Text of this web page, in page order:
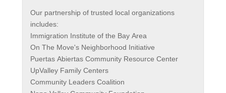
Our partnership of trusted local organizations
includes:
Immigration Institute of the Bay Area
On The Move's Neighborhood Initiative
Puertas Abiertas Community Resource Center
UpValley Family Centers
Community Leaders Coalition